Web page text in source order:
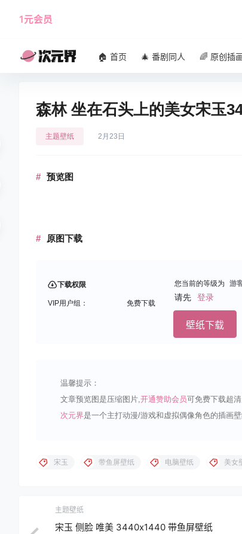
1元会员
🏠 首页 🎄 番剧同人 🌈 原创插
森林 坐在石头上的美女宋玉
主题壁纸 2月23日
预览图
原图下载
下载权限
VIP用户组： 免费下载
您当前的等级为 游
请先 登录
壁纸下载
温馨提示：
文章预览图是压缩图片,开通赞助会员可免费下载超
次元界是一个主打动漫/游戏和虚拟偶像角色的插画
宋玉 带鱼屏壁纸 电脑壁纸 美女
主题壁纸
宋玉 侧脸 唯美 3440x1440 带鱼屏壁纸